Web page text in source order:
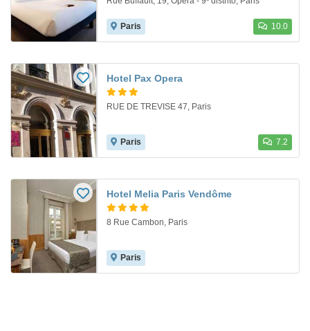
Paris 10.0
Hotel Pax Opera
RUE DE TREVISE 47, Paris
Paris 7.2
Hotel Melia Paris Vendôme
8 Rue Cambon, Paris
Paris